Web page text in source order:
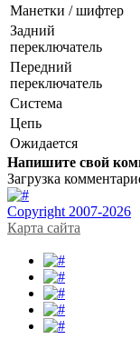
Манетки / шифтер
Задний
переключатель
Передний
переключатель
Система
Цепь
Ожидается
Напишите свой
Загрузка
Copyright 2007-2026
Карта сайта